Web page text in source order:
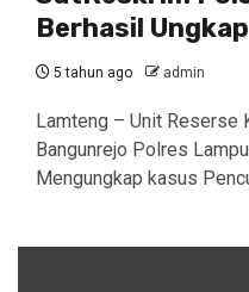
Berhasil
5 tahun ago admin
Lamteng – Unit Reserse
Bangunrejo Polres
Mengungkap kasus